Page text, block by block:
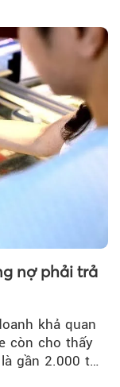
nợ phải trả
khả quan
còn cho thấy
gần 2.000 tỷ